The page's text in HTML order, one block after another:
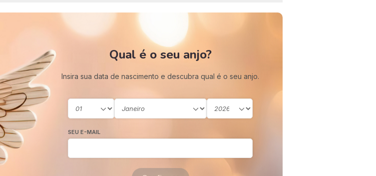
Qual é o seu anjo?
Insira sua data de nascimento e descubra qual é o seu anjo.
SEU E-MAIL